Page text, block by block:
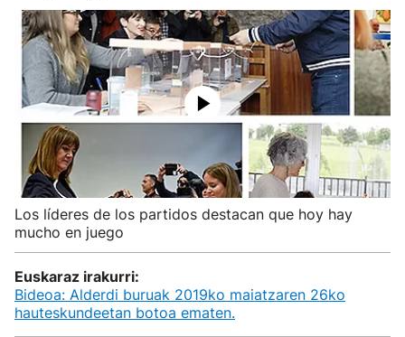
Los líderes de los partidos destacan que hoy hay
mucho en juego
Euskaraz irakurri:
Bideoa: Alderdi buruak 2019ko maiatzaren 26ko
hauteskundeetan botoa ematen.